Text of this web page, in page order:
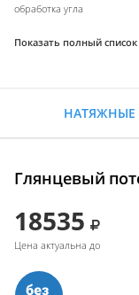
обработка угла
Показать полный список
НАТЯЖНЫЕ
Глянцевый
18535
Цена актуальна до